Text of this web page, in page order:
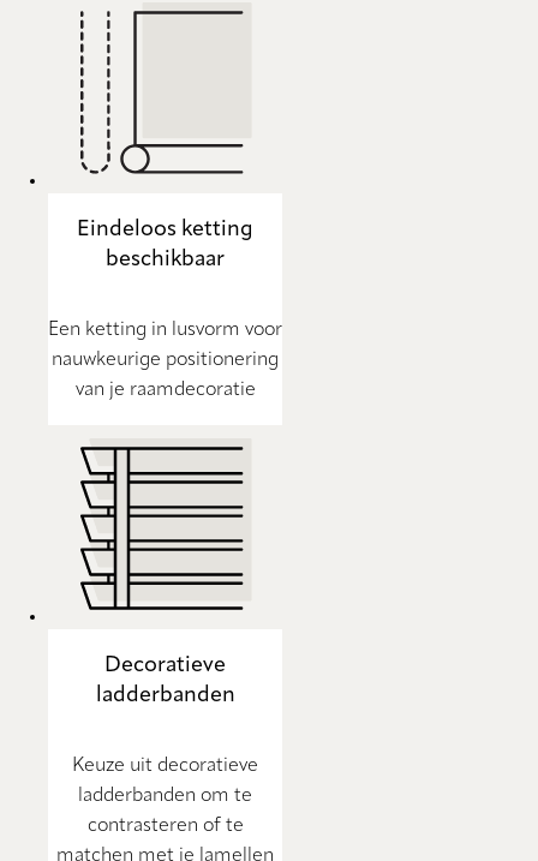
Eindeloos ketting
beschikbaar
Een ketting in lusvorm voor
nauwkeurige positionering
van je raamdecoratie
Decoratieve
ladderbanden
Keuze uit decoratieve
ladderbanden om te
contrasteren of te
matchen met je lamellen